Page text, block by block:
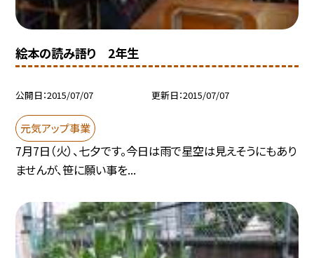
絵本の読み語り 2年生
公開日 2015/07/07 更新日 2015/07/07
元気アップ事業
7月7日（火）、七夕です。今日は雨で星空は見えそうにもあり
ませんが、笹に願い事を...